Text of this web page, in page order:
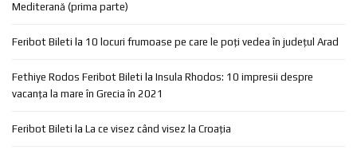
Mediterană (prima parte)
Feribot Bileti la 10 locuri frumoase pe care le poți vedea în județul Arad
Fethiye Rodos Feribot Bileti la Insula Rhodos: 10 impresii despre
vacanța la mare în Grecia în 2021
Feribot Bileti la La ce visez când visez la Croația